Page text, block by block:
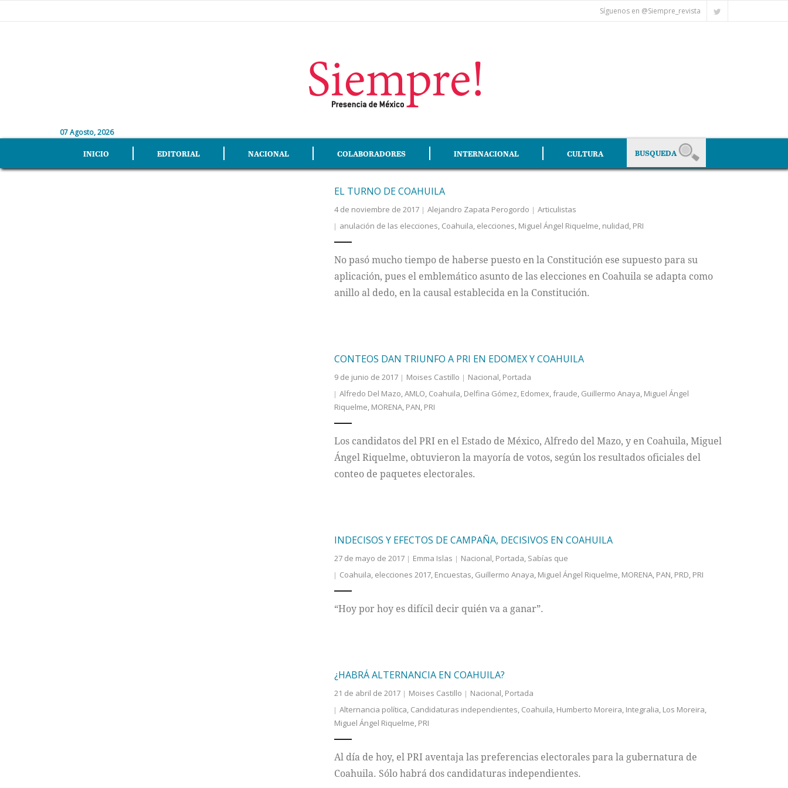
Síguenos en @Siempre_revista
07 Agosto, 2026
INICIO EDITORIAL NACIONAL COLABORADORES INTERNACIONAL CULTURA
EL TURNO DE COAHUILA
4 de noviembre de 2017 Alejandro Zapata Perogordo
Articulistas
anulación de las elecciones, Coahuila, elecciones, Miguel Ángel Riquelme, nulidad, PRI
No pasó mucho tiempo de haberse puesto en la Constitución ese supuesto para su
aplicación, pues el emblemático asunto de las elecciones en Coahuila se adapta como
anillo al dedo, en la causal establecida en la Constitución.
CONTEOS DAN TRIUNFO A PRI EN EDOMEX Y COAHUILA
9 de junio de 2017 Moises Castillo Nacional, Portada
Alfredo Del Mazo,AMLO, Coahuila, Delfina Gómez, Edomex,fraude, Guillermo Anaya, Miguel Ángel
Riquelme, MORENA, PAN, PRI
Los candidatos del PRI en el Estado de México, Alfredo del Mazo, y en Coahuila, Miguel
Ángel Riquelme, obtuvieron la mayoría de votos, según los resultados oficiales del
conteo de paquetes electorales.
INDECISOS Y EFECTOS DE CAMPAÑA, DECISIVOS EN COAHUILA
27 de mayo de 2017 Emma Islas Nacional, Portada, Sabías que
Coahuila, elecciones 2017, Encuestas, Guillermo Anaya, Miguel Ángel Riquelme, MORENA, PAN, PRD, PRI
“Hoy por hoy es difícil decir quién va a ganar”.
¿HABRÁ ALTERNANCIA EN COAHUILA?
21 de abril de 2017 Moises Castillo Nacional, Portada
Alternancia política, Candidaturas independientes, Coahuila, Humberto Moreira, Integralia, Los Moreira,
Miguel Ángel Riquelme, PRI
Al día de hoy, el PRI aventaja las preferencias electorales para la gubernatura de
Coahuila. Sólo habrá dos candidaturas independientes.